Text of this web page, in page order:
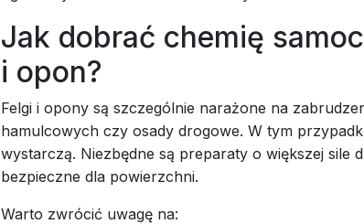
Jak dobrać chemię
i opon?
Felgi i opony są szczególnie narażone na
hamulcowych czy osady drogowe. W tym
wystarczą. Niezbędne są preparaty o większej sile
bezpieczne dla powierzchni.
Warto zwrócić uwagę na: